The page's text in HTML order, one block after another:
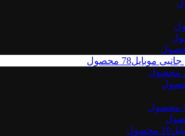
جانبی موبایل78 محصول
محصول
1 محصول
10 محصول